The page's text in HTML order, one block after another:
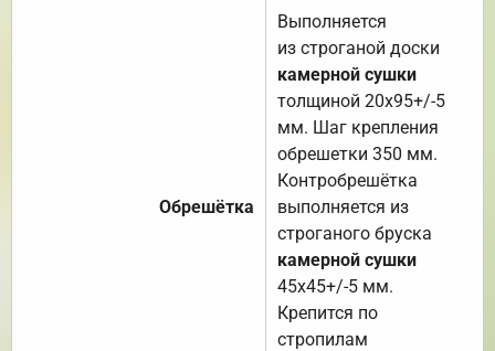
Обрешётка
Выполняется
из строганой доски
камерной сушки
толщиной 20х95+/-5
мм. Шаг крепления
обрешетки 350 мм.
Контробрешётка
выполняется из
строганого бруска
камерной сушки
45х45+/-5 мм.
Крепится по
стропилам